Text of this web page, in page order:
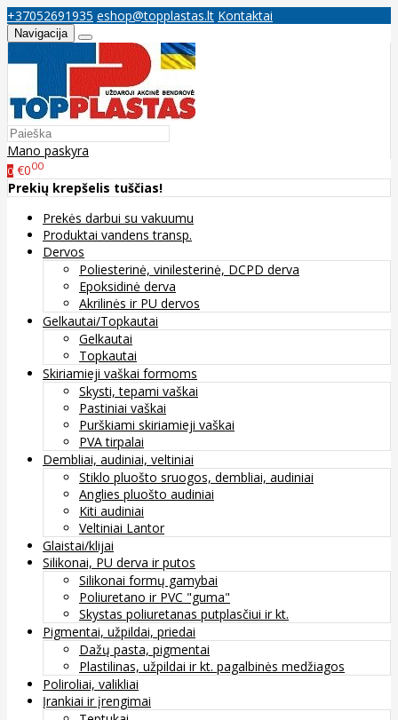
+37052691935 eshop@topplastas.lt Kontaktai
Navigacija
Mano paskyra
0 €000
Prekių krepšelis tuščias!
Prekės darbui su vakuumu
Produktai vandens transp.
Dervos
Poliesterinė, vinilesterinė, DCPD derva
Epoksidinė derva
Akrilinės ir PU dervos
Gelkautai/Topkautai
Gelkautai
Topkautai
Skiriamieji vaškai formoms
Skysti, tepami vaškai
Pastiniai vaškai
Purškiami skiriamieji vaškai
PVA tirpalai
Dembliai, audiniai, veltiniai
Stiklo pluošto sruogos, dembliai, audiniai
Anglies pluošto audiniai
Kiti audiniai
Veltiniai Lantor
Glaistai/klijai
Silikonai, PU derva ir putos
Silikonai formų gamybai
Poliuretano ir PVC "guma"
Skystas poliuretanas putplasčiui ir kt.
Pigmentai, užpildai, priedai
Dažų pasta, pigmentai
Plastilinas, užpildai ir kt. pagalbinės medžiagos
Poliroliai, valikliai
Įrankiai ir įrengimai